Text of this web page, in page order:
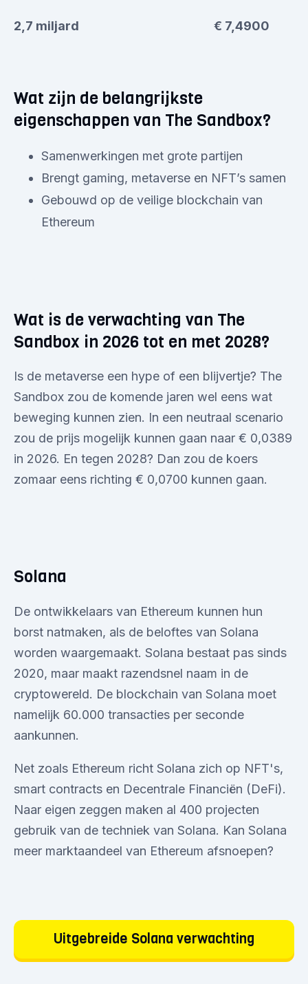
2,7 miljard € 7,4900
Wat zijn de belangrijkste
eigenschappen van The Sandbox?
Samenwerkingen met grote partijen
Brengt gaming, metaverse en NFT’s samen
Gebouwd op de veilige blockchain van
Ethereum
Wat is de verwachting van The
Sandbox in 2026 tot en met 2028?
Is de metaverse een hype of een blijvertje? The
Sandbox zou de komende jaren wel eens wat
beweging kunnen zien. In een neutraal scenario
zou de prijs mogelijk kunnen gaan naar € 0,0389
in 2026. En tegen 2028? Dan zou de koers
zomaar eens richting € 0,0700 kunnen gaan.
Solana
De ontwikkelaars van Ethereum kunnen hun
borst natmaken, als de beloftes van Solana
worden waargemaakt. Solana bestaat pas sinds
2020, maar maakt razendsnel naam in de
cryptowereld. De blockchain van Solana moet
namelijk 60.000 transacties per seconde
aankunnen.
Net zoals Ethereum richt Solana zich op NFT's,
smart contracts en Decentrale Financiën (DeFi).
Naar eigen zeggen maken al 400 projecten
gebruik van de techniek van Solana. Kan Solana
meer marktaandeel van Ethereum afsnoepen?
Uitgebreide Solana verwachting